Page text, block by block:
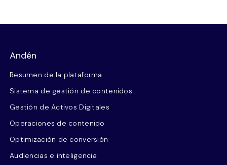
Andén
Resumen de la plataforma
Sistema de gestión de contenidos
Gestión de Activos Digitales
Operaciones de contenido
Optimización de conversión
Audiencias e inteligencia